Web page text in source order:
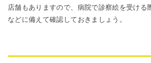
店舗もありますので、病院で診察絵を受ける
などに備えて確認しておきましょう。